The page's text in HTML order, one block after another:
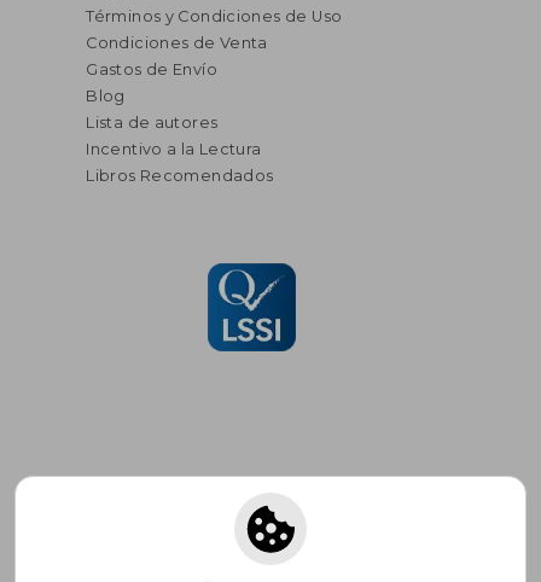
Términos y Condiciones de Uso
Condiciones de Venta
Gastos de Envío
Blog
Lista de autores
Incentivo a la Lectura
Libros Recomendados
Suscríbete para recibir ofertas y
promociones